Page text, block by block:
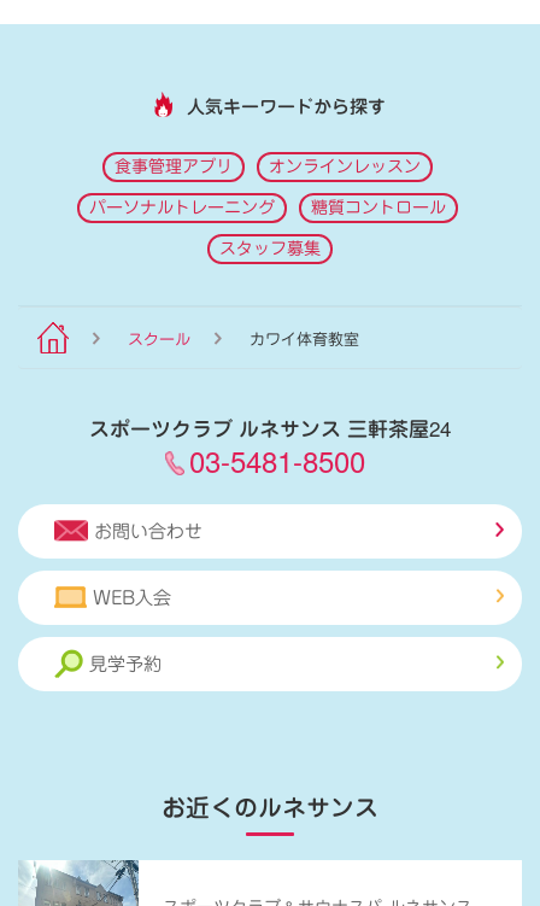
人気キーワードから探す
食事管理アプリ オンラインレッスン
パーソナルトレーニング 糖質コントロール
スタッフ募集
スクール カワイ体育教室
スポーツクラブ ルネサンス 三軒茶屋24
03-5481-8500
お問い合わせ
WEB入会
見学予約
お近くのルネサンス